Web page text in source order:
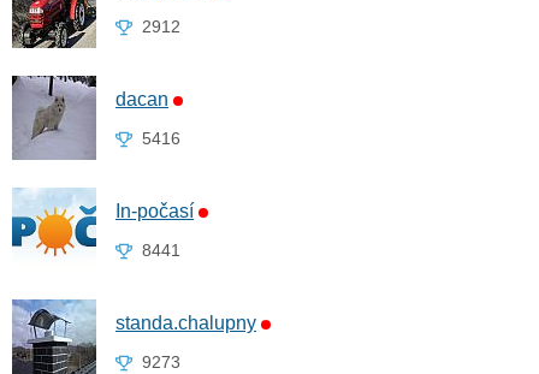
2912
dacan
5416
In-počasí
8441
standa.chalupny
9273